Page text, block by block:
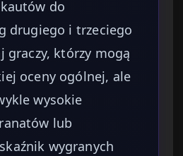
do
drugiego i trzeciego
graczy, którzy mogą
oceny ogólnej, ale
wysokie
lub
wygranych